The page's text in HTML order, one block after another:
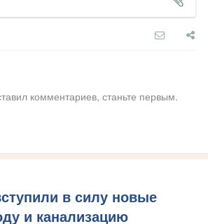
комментариев, станьте первым.
в силу новые
и канализацию